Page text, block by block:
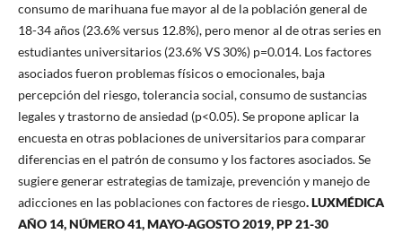
consumo de marihuana fue mayor al de la población general de
18-34 años (23.6% versus 12.8%), pero menor al de otras series en
estudiantes universitarios (23.6% VS 30%) p=0.014. Los factores
asociados fueron problemas físicos o emocionales, baja
percepción del riesgo, tolerancia social, consumo de sustancias
legales y trastorno de ansiedad (p<0.05). Se propone aplicar la
encuesta en otras poblaciones de universitarios para comparar
diferencias en el patrón de consumo y los factores asociados. Se
sugiere generar estrategias de tamizaje, prevención y manejo de
adicciones en las poblaciones con factores de riesgo. LUXMÉDICA
AÑO 14, NÚMERO 41, MAYO-AGOSTO 2019, PP 21-30